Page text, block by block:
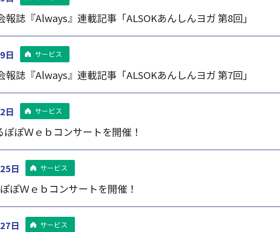
報誌『Always』連載記事「ALSOKあんしんヨガ 第8回」
日 サービス
報誌『Always』連載記事「ALSOKあんしんヨガ 第7回」
日 サービス
ぽぽＷｅｂコンサートを開催！
日 サービス
ぽＷｅｂコンサートを開催！
日 サービス